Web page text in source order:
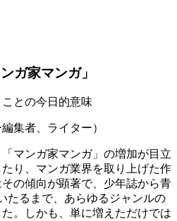
ガ家マンガ」
との今日的意味
編集者、ライター）
マンガ家マンガ」の増加が目立
り、マンガ業界を取り上げた作
の傾向が顕著で、少年誌から青
たるまで、あらゆるジャンルの
。しかも、単に増えただけでは